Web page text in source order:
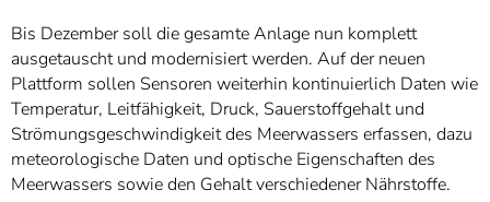
Bis Dezember soll die gesamte Anlage nun komplett
ausgetauscht und modernisiert werden. Auf der neuen
Plattform sollen Sensoren weiterhin kontinuierlich Daten wie
Temperatur, Leitfähigkeit, Druck, Sauerstoffgehalt und
Strömungsgeschwindigkeit des Meerwassers erfassen, dazu
meteorologische Daten und optische Eigenschaften des
Meerwassers sowie den Gehalt verschiedener Nährstoffe.